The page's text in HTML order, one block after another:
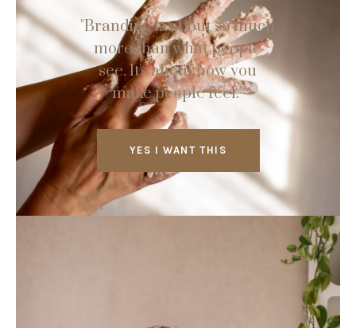
"Branding is about so much
more than what people
see. It's about how you
make people feel."
YES I WANT THIS